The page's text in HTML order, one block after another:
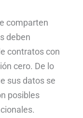
comparten
deben
contratos con
cero. De lo
sus datos se
posibles